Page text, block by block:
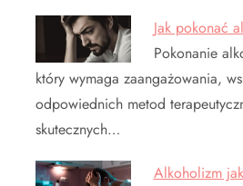
Jak pokonać
Pokonanie
który wymaga zaangażowania,
odpowiednich metod
skutecznych…
Alkoholizm